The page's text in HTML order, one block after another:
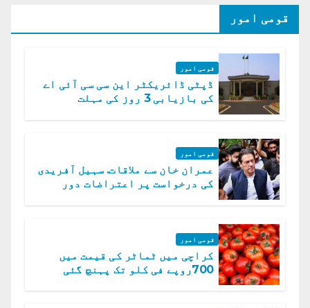
قومی امور
قومی امور
ڈپٹی ڈائریکٹر این سی سی آئی اے
کی بازیابی 3 روز کی مہلت
قومی امور
عمران خان سے ملاقات. سہیل آفریدی
کی درخواست پر اعتراضات دور
قومی امور
کراچی میں ٹماٹر کی قیمت میں
700روپے فی کلو تک پہنچ گئی